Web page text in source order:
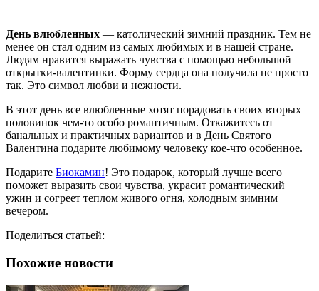
День влюбленных — католический зимний праздник. Тем не
менее он стал одним из самых любимых и в нашей стране.
Людям нравится выражать чувства с помощью небольшой
открытки-валентинки. Форму сердца она получила не просто
так. Это символ любви и нежности.
В этот день все влюбленные хотят порадовать своих вторых
половинок чем-то особо романтичным. Откажитесь от
банальных и практичных вариантов и в День Святого
Валентина подарите любимому человеку кое-что особенное.
Подарите Биокамин! Это подарок, который лучше всего
поможет выразить свои чувства, украсит романтический
ужин и согреет теплом живого огня, холодным зимним
вечером.
Поделиться статьей:
Похожие новости